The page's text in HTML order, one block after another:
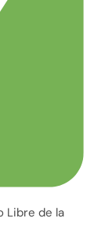
Libre de la